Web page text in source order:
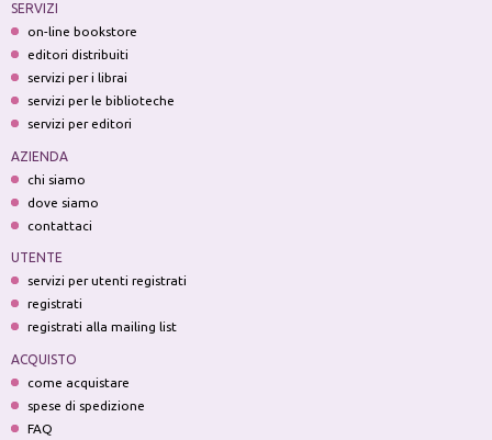
SERVIZI
on-line bookstore
editori distribuiti
servizi per i librai
servizi per le biblioteche
servizi per editori
AZIENDA
chi siamo
dove siamo
contattaci
UTENTE
servizi per utenti registrati
registrati
registrati alla mailing list
ACQUISTO
come acquistare
spese di spedizione
FAQ